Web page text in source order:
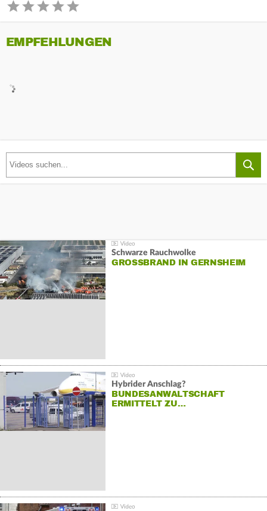
EMPFEHLUNGEN
Schwarze Rauchwolke
GROSSBRAND IN GERNSHEIM
Hybrider Anschlag?
BUNDESANWALTSCHAFT
ERMITTELT ZU…